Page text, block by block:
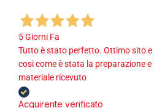
5 Giorni Fa
Tutto è stato perfetto. Ottimo sito
cosi come è stata la preparazione
materiale ricevuto
Acquirente verificato